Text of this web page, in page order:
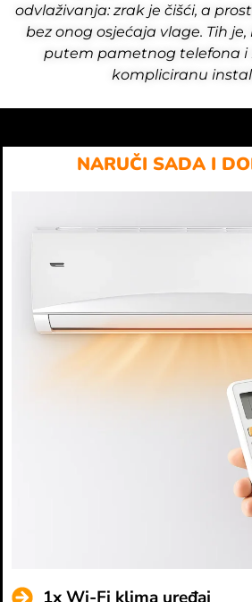
odvlaživanja: zrak je čišći, a
bez onog osjećaja vlage. Tih
putem pametnog telefona i
kompliciranu
NARUČI SADA I